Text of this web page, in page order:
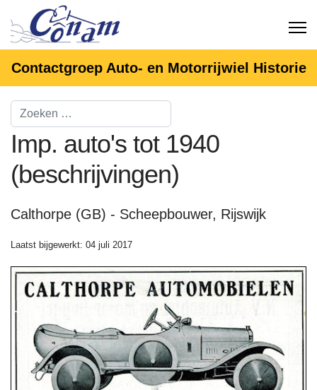
Contactgroep Auto- en Motorrijwiel Historie
Imp. auto's tot 1940
(beschrijvingen)
Calthorpe (GB) - Scheepbouwer, Rijswijk
Laatst bijgewerkt: 04 juli 2017